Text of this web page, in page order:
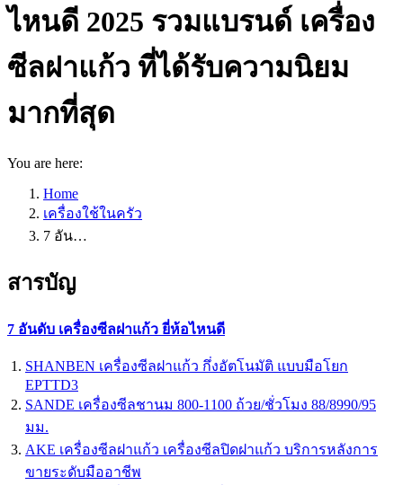
ไหนดี 2025 รวมแบรนด์ เครื่อง
ซีลฝาแก้ว ที่ได้รับความนิยม
มากที่สุด
You are here:
Home
เครื่องใช้ในครัว
7 อัน…
สารบัญ
7 อันดับ เครื่องซีลฝาแก้ว ยี่ห้อไหนดี
SHANBEN เครื่องซีลฝาแก้ว กึ่งอัตโนมัติ แบบมือโยก
EPTTD3
SANDE เครื่องซีลชานม 800-1100 ถ้วย/ชั่วโมง 88/8990/95
มม.
AKE เครื่องซีลฝาแก้ว เครื่องซีลปิดฝาแก้ว บริการหลังการ
ขายระดับมืออาชีพ